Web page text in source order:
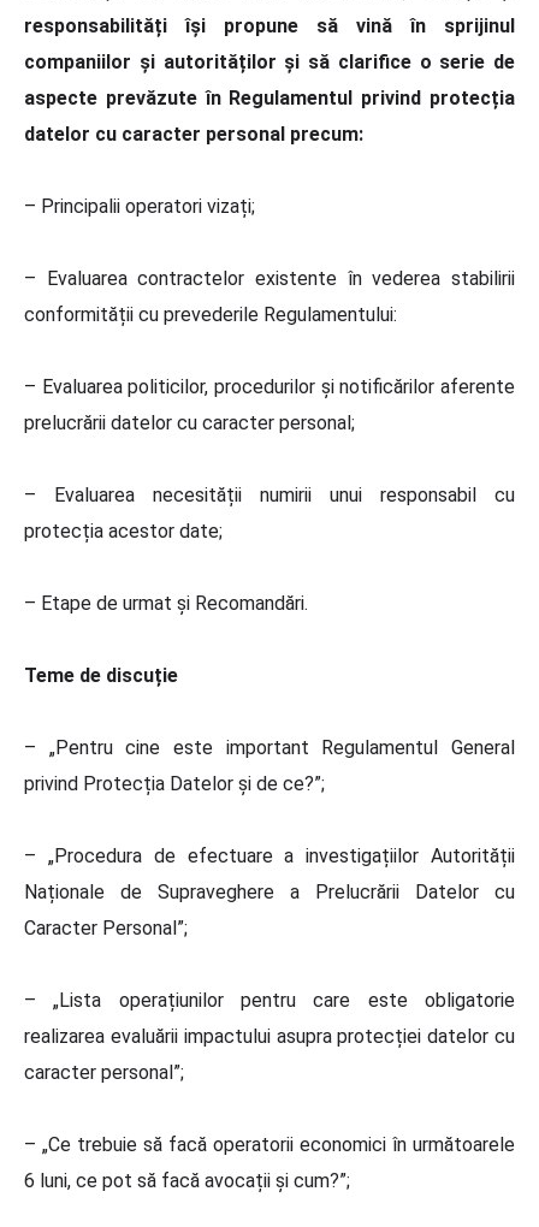
responsabilități își propune să vină în sprijinul
companiilor și autorităților și să clarifice o serie de
aspecte prevăzute în Regulamentul privind protecția
datelor cu caracter personal precum:
– Principalii operatori vizați;
– Evaluarea contractelor existente în vederea stabilirii
conformității cu prevederile Regulamentului:
– Evaluarea politicilor, procedurilor și notificărilor aferente
prelucrării datelor cu caracter personal;
– Evaluarea necesității numirii unui responsabil cu
protecția acestor date;
– Etape de urmat și Recomandări.
Teme de discuție
– „Pentru cine este important Regulamentul General
privind Protecția Datelor și de ce?”;
– „Procedura de efectuare a investigațiilor Autorității
Naționale de Supraveghere a Prelucrării Datelor cu
Caracter Personal”;
– „Lista operațiunilor pentru care este obligatorie
realizarea evaluării impactului asupra protecției datelor cu
caracter personal”;
– „Ce trebuie să facă operatorii economici în următoarele
6 luni, ce pot să facă avocații și cum?”;